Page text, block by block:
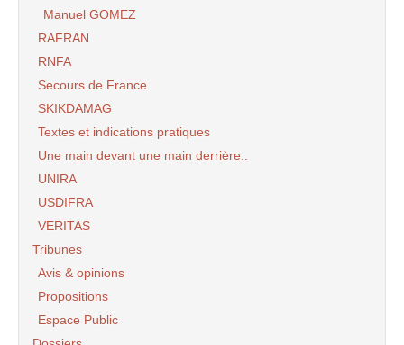
Manuel GOMEZ
RAFRAN
RNFA
Secours de France
SKIKDAMAG
Textes et indications pratiques
Une main devant une main derrière..
UNIRA
USDIFRA
VERITAS
Tribunes
Avis & opinions
Propositions
Espace Public